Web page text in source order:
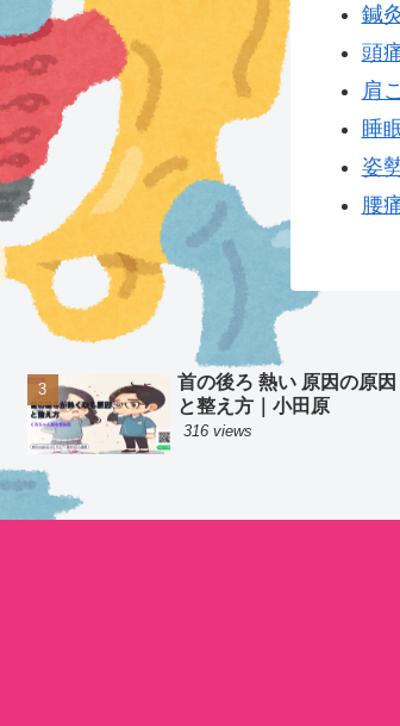
鍼
頭
肩
睡
姿
腰
首の後ろ 熱い 原因の原因
と整え方｜小田原
316 views